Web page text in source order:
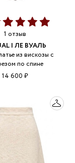
1 отзыв
| ЛЕ ВУАЛЬ
из вискозы с
по спине
14 600 ₽